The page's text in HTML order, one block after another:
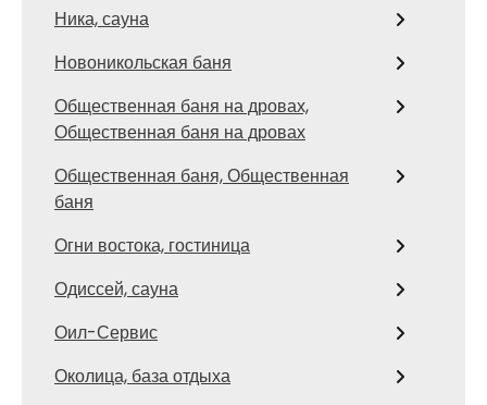
Ника, сауна
Новоникольская баня
Общественная баня на дровах,
Общественная баня на дровах
Общественная баня, Общественная
баня
Огни востока, гостиница
Одиссей, сауна
Оил-Сервис
Околица, база отдыха